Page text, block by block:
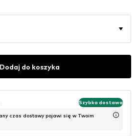
Dodaj do koszyka
Szybka dostawa
czas dostawy pojawi się w Twoim